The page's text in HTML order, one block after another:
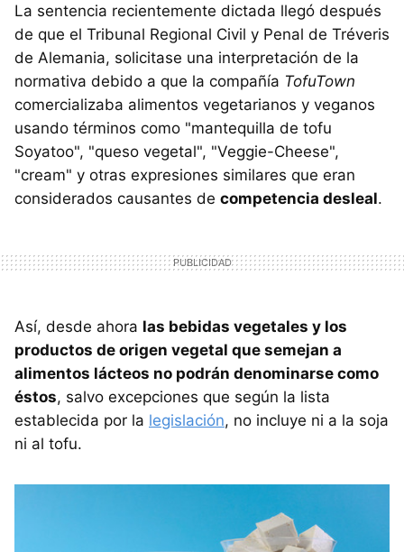
La sentencia recientemente dictada llegó después
de que el Tribunal Regional Civil y Penal de Tréveris
de Alemania, solicitase una interpretación de la
normativa debido a que la compañía TofuTown
comercializaba alimentos vegetarianos y veganos
usando términos como "mantequilla de tofu
Soyatoo", "queso vegetal", "Veggie-Cheese",
"cream" y otras expresiones similares que eran
considerados causantes de competencia desleal.
Así, desde ahora las bebidas vegetales y los
productos de origen vegetal que semejan a
alimentos lácteos no podrán denominarse como
éstos, salvo excepciones que según la lista
establecida por la legislación, no incluye ni a la soja
ni al tofu.